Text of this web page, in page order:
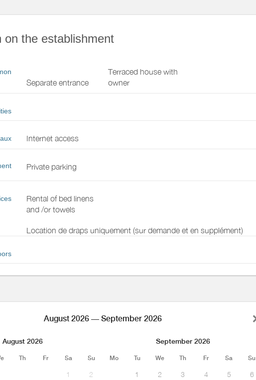
on the establishment
Separate entrance
Terraced house with
owner
Internet access
Private parking
Rental of bed linens
and /or towels
Location de draps uniquement (sur demande et en supplément)
August 2026 — September 2026
August 2026
Th Fr Sa Su
1 2
September 2026
Mo Tu We Th Fr Sa Su
1 2 3 4 5 6